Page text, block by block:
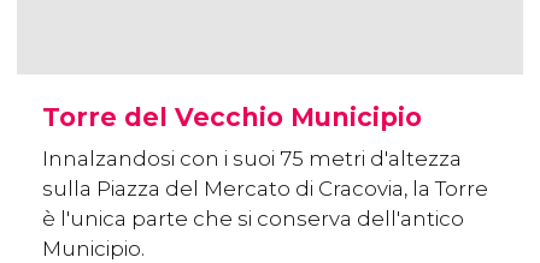
Torre del Vecchio Municipio
Innalzandosi con i suoi 75 metri d'altezza
sulla Piazza del Mercato di Cracovia, la Torre
è l'unica parte che si conserva dell'antico
Municipio.